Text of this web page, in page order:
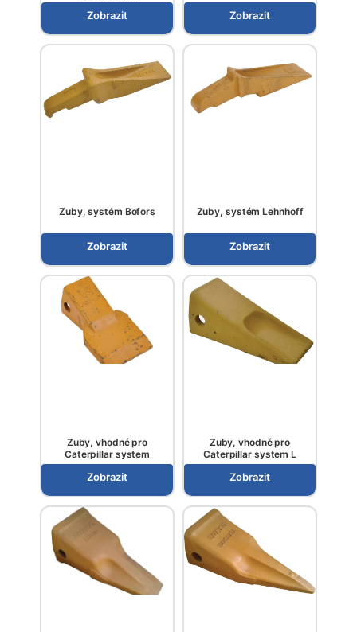
Zobrazit Zobrazit
Zuby, systém Bofors
Zobrazit
Zuby, systém Lehnhoff
Zobrazit
Zuby, vhodné pro
Caterpillar system
Zobrazit
Zuby, vhodné pro
Caterpillar system L
Zobrazit